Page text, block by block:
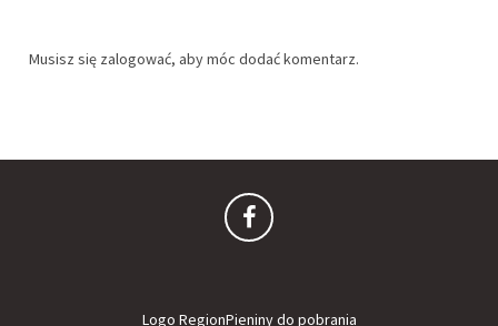
Musisz się zalogować, aby móc dodać komentarz.
Logo RegionPieniny do pobrania